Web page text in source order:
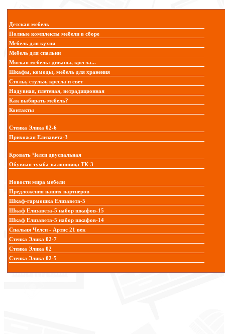
Детская мебель
Полные комплекты мебели в сборе
Мебель для кухни
Мебель для спальни
Мягкая мебель: диваны, кресла...
Шкафы, комоды, мебель для хранения
Столы, стулья, кресла и свет
Надувная, плетеная, нетрадиционная
Как выбирать мебель?
Контакты
Стенка Элика 02-6
Прихожая Елизавета-3
Кровать Челси двуспальная
Обувная тумба-калошница ТК-3
Новости мира мебели
Предложения наших партнеров
Шкаф-гармошка Елизавета-5
Шкаф Елизавета-5 набор шкафов-15
Шкаф Елизавета-5 набор шкафов-14
Спальня Челси - Артис 21 век
Стенка Элика 02-7
Стенка Элика 02
Стенка Элика 02-5